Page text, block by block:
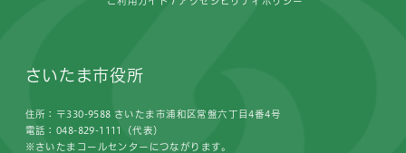
さいたま市役所
住所：〒330-9588 さいたま市浦和区常盤六丁目4番4号
電話：048-829-1111（代表）
※さいたまコールセンターにつながります。